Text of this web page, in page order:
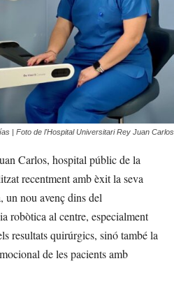
| Foto de l'Hospital Universitari Rey Juan Carlos
Carlos, hospital públic de la
recentment amb èxit la seva
un nou avenç dins del
robòtica al centre, especialment
resultats quirúrgics, sinó també la
de les pacients amb